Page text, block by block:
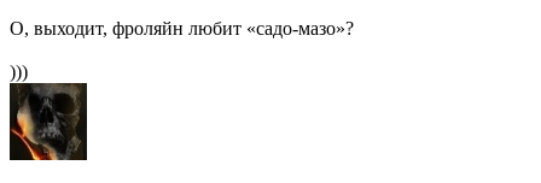
О, выходит, фроляйн любит «садо-мазо»?
)))